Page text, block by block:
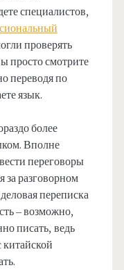
специалистов,
проверять
просто смотрите
переводя по
язык.
более
Вполне
переговоры
за разговорном
переписка
– возможно,
писать, ведь
китайской